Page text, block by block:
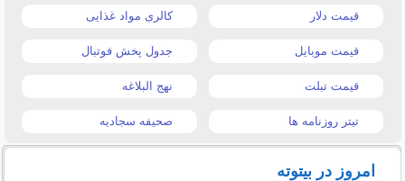
قیمت دلار کالری مواد غذایی
قیمت موبایل جدول پخش فوتبال
قیمت تبلت نهج البلاغه
تیتر روزنامه ها صحیفه سجادیه
امروز در بیتوته